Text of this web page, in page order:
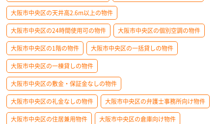
大阪市中央区の天井高2.6m以上の物件
大阪市中央区の24時間使用可の物件 大阪市中央区の個別空調の物件
大阪市中央区の1階の物件 大阪市中央区の一括貸しの物件
大阪市中央区の一棟貸しの物件
大阪市中央区の敷金・保証金なしの物件
大阪市中央区の礼金なしの物件 大阪市中央区の弁護士事務所向け物件
大阪市中央区の住居兼用物件 大阪市中央区の倉庫向け物件